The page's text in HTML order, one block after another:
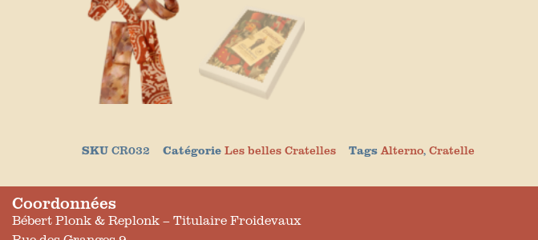
SKU CR032 Catégorie Les belles Cratelles Tags Alterno, Cratelle
Coordonnées
Bébert Plonk & Replonk – Titulaire Froidevaux